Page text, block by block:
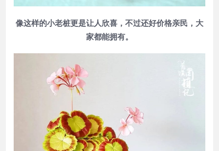
像这样的小老桩更是让人欣喜，不过还好价格亲民，大
家都能拥有。